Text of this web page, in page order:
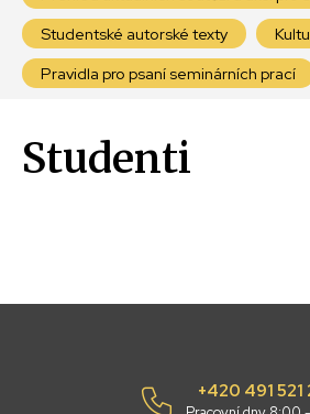
Studentské autorské texty
Pravidla pro psaní seminárních prací
Studenti
+420 491 521